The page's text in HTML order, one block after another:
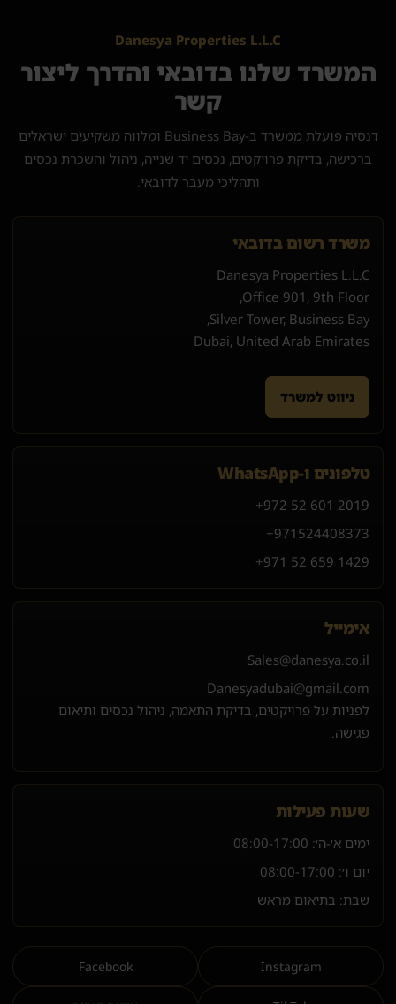
Danesya Properties L.L.C
המשרד שלנו בדובאי והדרך ליצור
קשר
דנסיה פועלת ממשרד ב-Business Bay ומלווה משקיעים ישראלים
ברכישה, בדיקת פרויקטים, נכסים יד שנייה, ניהול והשכרת נכסים
ותהליכי מעבר לדובאי.
משרד רשום בדובאי
Danesya Properties L.L.C
Office 901, 9th Floor,
Silver Tower, Business Bay,
Dubai, United Arab Emirates
ניווט למשרד
טלפונים ו-WhatsApp
+972 52 601 2019
+971 524408373
+971 52 659 1429
אימייל
Sales@danesya.co.il
Danesyadubai@gmail.com
לפניות על פרויקטים, בדיקת התאמה, ניהול נכסים ותיאום
פגישה.
שעות פעילות
ימים א׳-ה׳: 08:00-17:00
יום ו׳: 08:00-17:00
שבת: בתיאום מראש
Instagram
Facebook